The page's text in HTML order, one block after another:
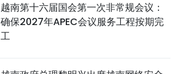
越南第十六届国会第一次非常规会议：
确保2027年APEC会议服务工程按期完
工